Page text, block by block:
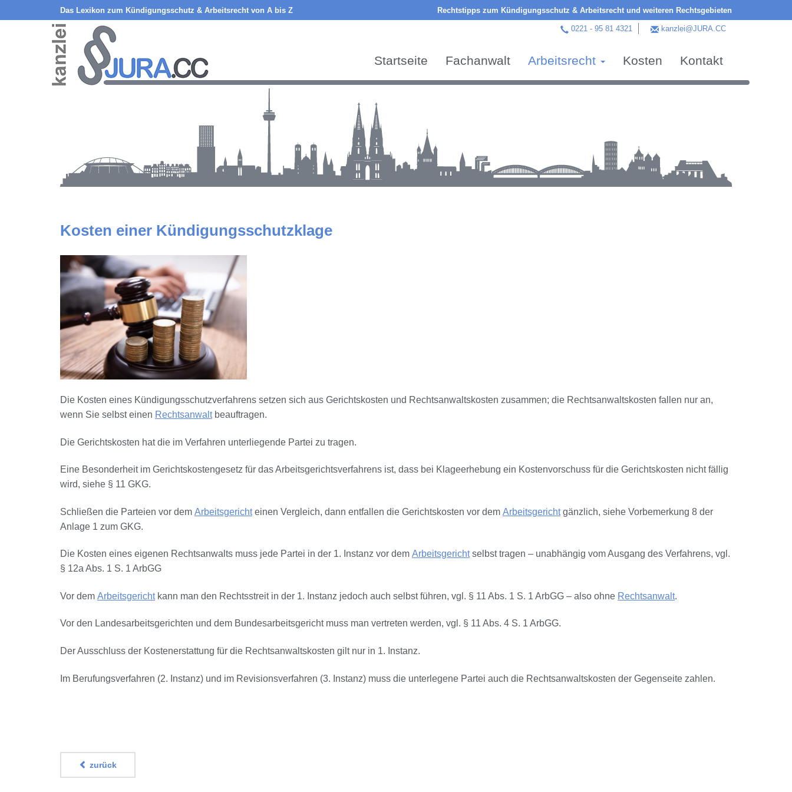
Das Lexikon zum Kündigungsschutz & Arbeitsrecht von A bis Z Rechtstipps zum Kündigungsschutz & Arbeitsrecht und weiteren Rechtsgebieten
0221 - 95 81 4321 kanzlei@JURA.CC
Startseite Fachanwalt Arbeitsrecht Kosten Kontakt
Kosten einer Kündigungsschutzklage
Die Kosten eines Kündigungsschutzverfahrens setzen sich aus Gerichtskosten und Rechtsanwaltskosten zusammen; die Rechtsanwaltskosten fallen nur an,
wenn Sie selbst einen Rechtsanwaltbeauftragen.
Die Gerichtskosten hat die im Verfahren unterliegende Partei zu tragen.
Eine Besonderheit im Gerichtskostengesetz für das Arbeitsgerichtsverfahrens ist, dass bei Klageerhebung ein Kostenvorschuss für die Gerichtskosten nicht fällig
wird, siehe § 11 GKG.
Schließen die Parteien vor dem Arbeitsgerichteinen Vergleich, dann entfallen die Gerichtskosten vor dem Arbeitsgerichtgänzlich, siehe Vorbemerkung 8 der
Anlage 1 zum GKG.
Die Kosten eines eigenen Rechtsanwalts muss jede Partei in der 1. Instanz vor dem Arbeitsgerichtselbst tragen – unabhängig vom Ausgang des Verfahrens, vgl.
§ 12a Abs. 1 S. 1 ArbGG
Vor dem Arbeitsgerichtkann man den Rechtsstreit in der 1. Instanz jedoch auch selbst führen, vgl. § 11 Abs. 1 S. 1 ArbGG – also ohne Rechtsanwalt.
Vor den Landesarbeitsgerichten und dem Bundesarbeitsgericht muss man vertreten werden, vgl. § 11 Abs. 4 S. 1 ArbGG.
Der Ausschluss der Kostenerstattung für die Rechtsanwaltskosten gilt nur in 1. Instanz.
Im Berufungsverfahren (2. Instanz) und im Revisionsverfahren (3. Instanz) muss die unterlegene Partei auch die Rechtsanwaltskosten der Gegenseite zahlen.
zurück